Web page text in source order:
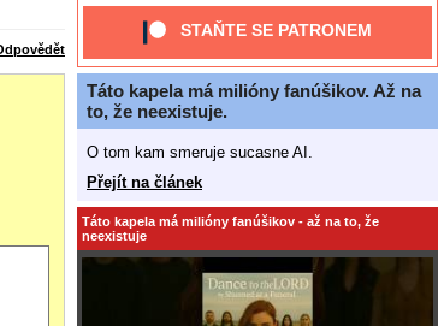
STAŇTE SE PATRONEM
Táto kapela má milióny fanúšikov. Až na
to, že neexistuje.
O tom kam smeruje sucasne AI.
Přejít na článek
Táto kapela má milióny fanúšikov - až na to, že
neexistuje